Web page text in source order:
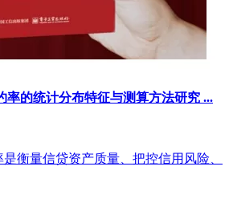
率的统计分布特征与测算方法研究 ...
衡量信贷资产质量、把控信用风险、